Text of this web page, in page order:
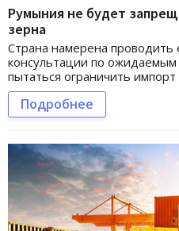
Румыния не будет
зерна
Страна намерена
консультации по
пытаться ограничить импорт
Подробнее